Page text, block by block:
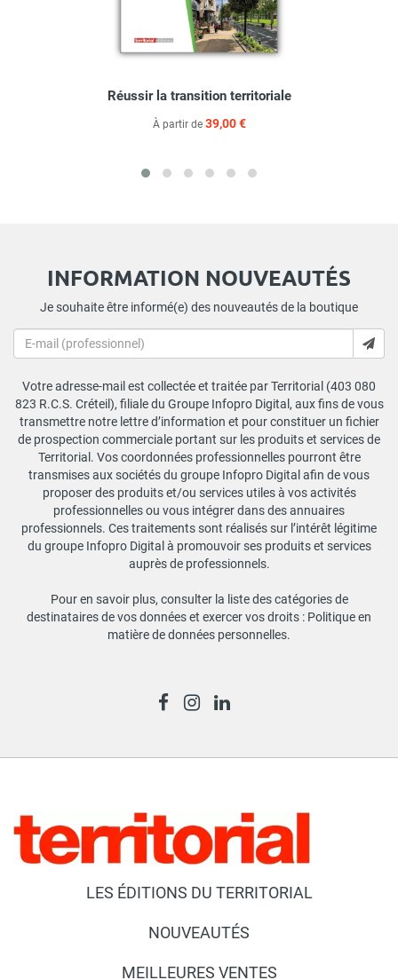
Réussir la transition territoriale
À partir de 39,00 €
INFORMATION NOUVEAUTÉS
Je souhaite être informé(e) des nouveautés de la boutique
Votre adresse-mail est collectée et traitée par Territorial (403 080
823 R.C.S. Créteil), filiale du Groupe Infopro Digital, aux fins de vous
transmettre notre lettre d’information et pour constituer un fichier
de prospection commerciale portant sur les produits et services de
Territorial. Vos coordonnées professionnelles pourront être
transmises aux sociétés du groupe Infopro Digital afin de vous
proposer des produits et/ou services utiles à vos activités
professionnelles ou vous intégrer dans des annuaires
professionnels. Ces traitements sont réalisés sur l’intérêt légitime
du groupe Infopro Digital à promouvoir ses produits et services
auprès de professionnels.
Pour en savoir plus, consulter la liste des catégories de
destinataires de vos données et exercer vos droits : Politique en
matière de données personnelles.
LES ÉDITIONS DU TERRITORIAL
NOUVEAUTÉS
MEILLEURES VENTES